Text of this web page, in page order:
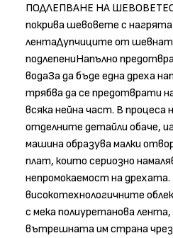
ПОДЛЕПВАНЕ НА
покрива шевовете с
лентаДупчиците от
подлепениНапълно
водаЗа да бъде една дреха
трябва да се предотврати
всяка нейна част. В процеса
отделните детайли обаче,
машина образува малки
плат, които сериозно
непромокаемост на
високотехнологичните
с мека полиуретанова
вътрешната им страна чрез